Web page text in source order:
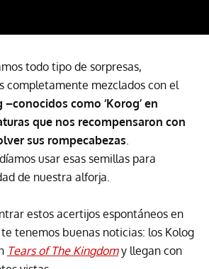
todo tipo de sorpresas,
completamente mezclados con el
–conocidos como ‘Korog’ en
que nos recompensaron con
sus rompecabezas
usar esas semillas para
de nuestra alforja.
estos acertijos espontáneos en
tenemos buenas noticias: los Kolog
Tears of The Kingdomy llegan con